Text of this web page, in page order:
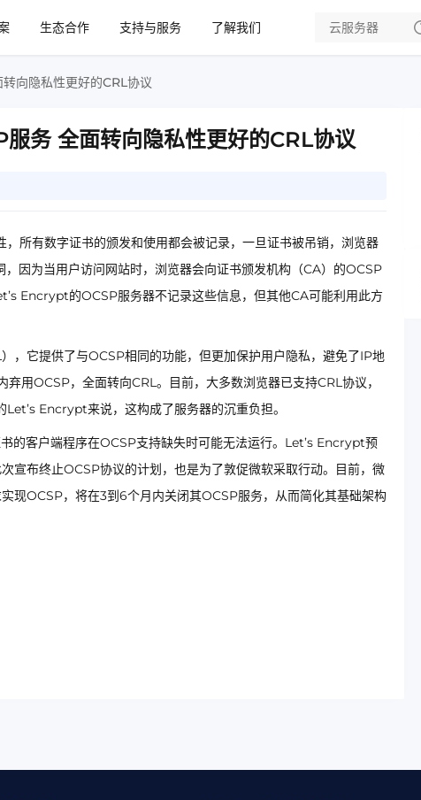
生态合作 支持与服务
了解我们
向隐私性更好的CRL协议
务 全面转向隐私性更好的CRL协议
所有数字证书的颁发和使用都会被记录，一旦证书被吊销，浏览器
因为当用户访问网站时，浏览器会向证书颁发机构（CA）的OCSP
Encrypt的OCSP服务器不记录这些信息，但其他CA可能利用此方
，它提供了与OCSP相同的功能，但更加保护用户隐私，避免了IP地
用OCSP，全面转向CRL。目前，大多数浏览器已支持CRL协议，
Encrypt来说，这构成了服务器的沉重负担。
的客户端程序在OCSP支持缺失时可能无法运行。Let’s Encrypt预
宣布终止OCSP协议的计划，也是为了敦促微软采取行动。目前，微
现OCSP，将在3到6个月内关闭其OCSP服务，从而简化其基础架构